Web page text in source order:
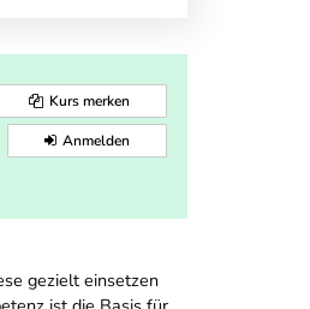
Kurs merken
Anmelden
gezielt einsetzen